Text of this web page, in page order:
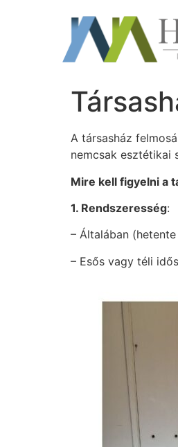
A társasház
nemcsak esztétikai
Mire kell figyelni a
1. Rendszeresség:
– Általában
– Esős vagy téli